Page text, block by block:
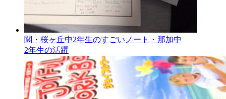
関・桜ヶ丘中2年生のすごいノート・那加中
2年生の活躍